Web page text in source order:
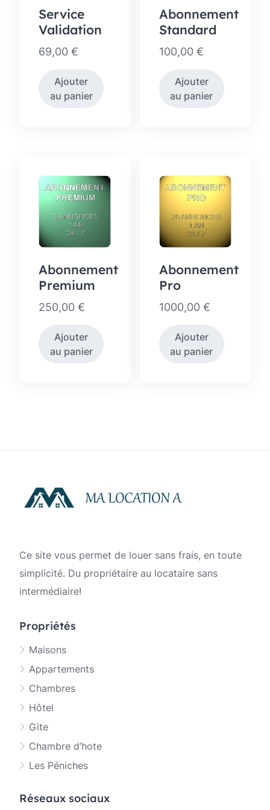
Service
Validation
69,00 €
Ajouter
au panier
Abonnement
Standard
100,00 €
Ajouter
au panier
Abonnement
Premium
250,00 €
Ajouter
au panier
Abonnement
Pro
1000,00 €
Ajouter
au panier
Ce site vous permet de louer sans frais, en toute
simplicité. Du propriétaire au locataire sans
intermédiaire!
Propriétés
Maisons
Appartements
Chambres
Hôtel
Gite
Chambre d’hote
Les Péniches
Réseaux sociaux